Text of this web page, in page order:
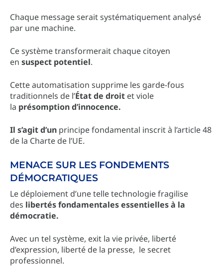
Chaque message serait systématiquement analysé
par une machine.
Ce système transformerait chaque citoyen
en suspect potentiel.
Cette automatisation supprime les garde-fous
traditionnels de l’État de droit et viole
la présomption d’innocence.
Il s’agit d’un principe fondamental inscrit à l’article 48
de la Charte de l’UE.
MENACE SUR LES FONDEMENTS
DÉMOCRATIQUES
Le déploiement d’une telle technologie fragilise
des libertés fondamentales essentielles à la
démocratie.
Avec un tel système, exit la vie privée, liberté
d’expression, liberté de la presse, le secret
professionnel.